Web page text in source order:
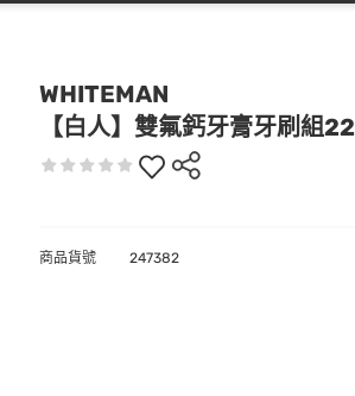
WHITEMAN
【白人】雙氟鈣牙膏牙刷組
商品貨號 247382